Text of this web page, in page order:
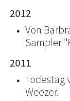
2012
Von
Sampler
2011
Todestag
Weezer.